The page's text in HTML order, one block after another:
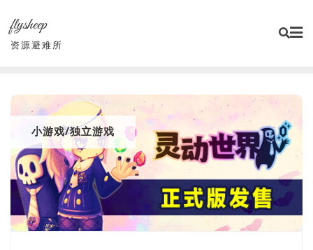
content
flysheep
资源避难所
小游戏/独立游戏